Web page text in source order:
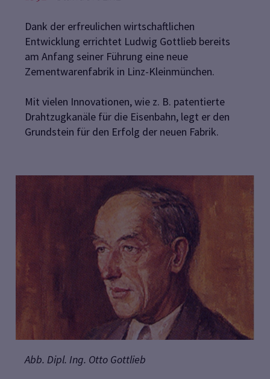
Dank der erfreulichen wirtschaftlichen
Entwicklung errichtet Ludwig Gottlieb bereits
am Anfang seiner Führung eine neue
Zementwarenfabrik in Linz-Kleinmünchen.
Mit vielen Innovationen, wie z. B. patentierte
Drahtzugkanäle für die Eisenbahn, legt er den
Grundstein für den Erfolg der neuen Fabrik.
Abb. Dipl. Ing. Otto Gottlieb